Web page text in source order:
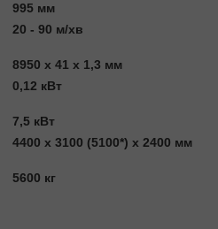
995 мм
20 - 90 м/хв
8950 x 41 x 1,3 мм
0,12 кВт
7,5 кВт
4400 x 3100 (5100*) x 2400 мм
5600 кг